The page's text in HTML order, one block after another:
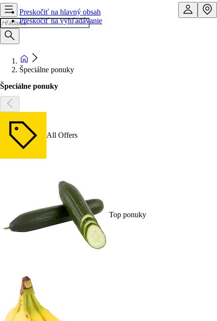
Preskočiť na hlavný obsah
Preskočiť na vyhľadávanie
Špeciálne ponuky
Špeciálne ponuky
All Offers
Top ponuky